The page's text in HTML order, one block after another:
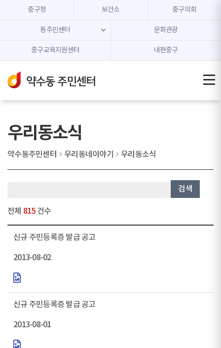
본문 내용 바로가기
주메뉴 바로가기
중구청 보건소 중구의회
동주민센터 문화관광
중구교육지원센터 내편중구
우리동소식
약수동주민센터 우리동네이야기 우리동소식
검색
전체 815건수
신규 주민등록증 발급 공고
2013-08-02
신규 주민등록증 발급 공고
2013-08-01